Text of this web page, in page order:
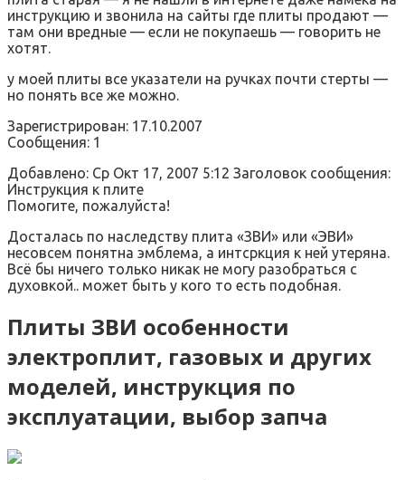
инструкцию и звонила на сайты где плиты продают —
там они вредные — если не покупаешь — говорить не
хотят.
у моей плиты все указатели на ручках почти стерты —
но понять все же можно.
Зарегистрирован: 17.10.2007
Сообщения: 1
Добавлено: Ср Окт 17, 2007 5:12 Заголовок сообщения:
Инструкция к плите
Помогите, пожалуйста!
Досталась по наследству плита «ЗВИ» или «ЭВИ»
несовсем понятна эмблема, а интсркция к ней утеряна.
Всё бы ничего только никак не могу разобраться с
духовкой.. может быть у кого то есть подобная.
Плиты ЗВИ особенности
электроплит, газовых и других
моделей, инструкция по
эксплуатации, выбор запча